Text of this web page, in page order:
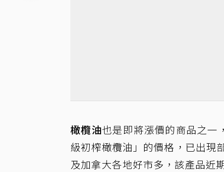
橄欖油也是即將漲價的商品之
級初榨橄欖油」的價格，已出現
及加拿大各地好市多，該產品近